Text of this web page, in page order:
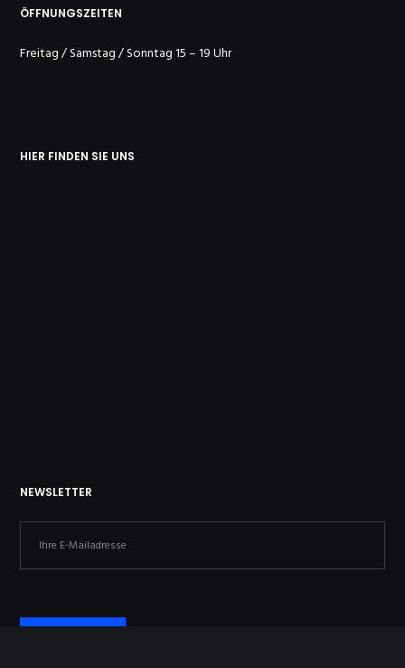
ÖFFNUNGSZEITEN
Freitag / Samstag / Sonntag 15 – 19 Uhr
HIER FINDEN SIE UNS
NEWSLETTER